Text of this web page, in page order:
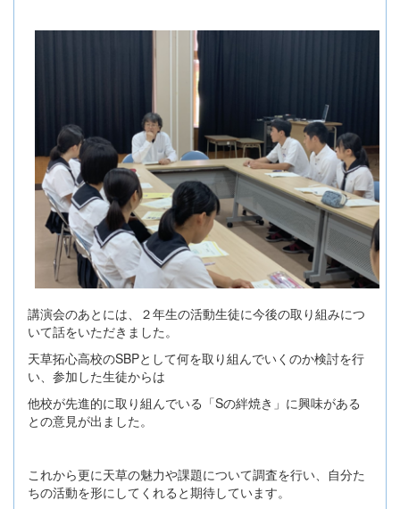
講演会のあとには、２年生の活動生徒に今後の取り組みにつ
いて話をいただきました。
天草拓心高校のSBPとして何を取り組んでいくのか検討を行
い、参加した生徒からは
他校が先進的に取り組んでいる「Sの絆焼き」に興味がある
との意見が出ました。
これから更に天草の魅力や課題について調査を行い、自分た
ちの活動を形にしてくれると期待しています。